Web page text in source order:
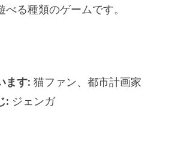
る種類のゲームです。
ます: 猫ファン、都市計画家
: ジェンガ